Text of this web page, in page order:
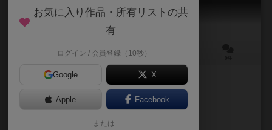
120～300分
作品説明文の編集者を募集中
コリー・コニエツカ（Corey Konieczka）
ケビン・チャイルドレス（Kevin Childress）
お気に入り作品・所有リストの共
有
ログイン / 会員登録（10秒）
Google X
Apple Facebook
または